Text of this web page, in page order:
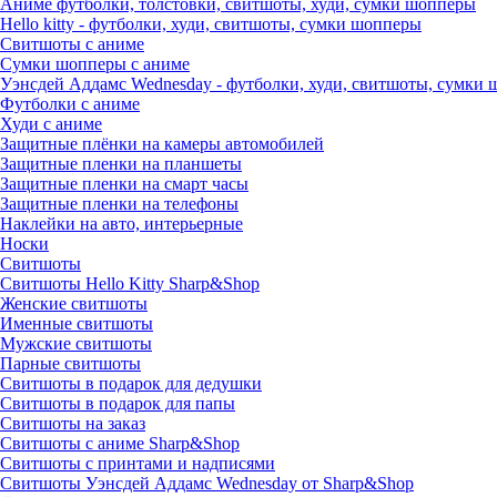
Аниме футболки, толстовки, свитшоты, худи, сумки шопперы
Hello kitty - футболки, худи, свитшоты, сумки шопперы
Свитшоты с аниме
Сумки шопперы с аниме
Уэнсдей Аддамс Wednesday - футболки, худи, свитшоты, сумки
Футболки с аниме
Худи с аниме
Защитные плёнки на камеры автомобилей
Защитные пленки на планшеты
Защитные пленки на смарт часы
Защитные пленки на телефоны
Наклейки на авто, интерьерные
Носки
Свитшоты
Cвитшоты Hello Kitty Sharp&Shop
Женские свитшоты
Именные свитшоты
Мужские свитшоты
Парные свитшоты
Свитшоты в подарок для дедушки
Свитшоты в подарок для папы
Свитшоты на заказ
Свитшоты с аниме Sharp&Shop
Свитшоты с принтами и надписями
Свитшоты Уэнсдей Аддамс Wednesday от Sharp&Shop